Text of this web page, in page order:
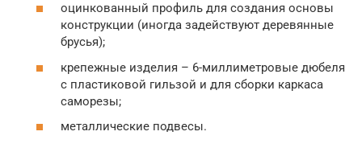
оцинкованный профиль для создания основы
конструкции (иногда задействуют деревянные
брусья);
крепежные изделия – 6-миллиметровые дюбеля
с пластиковой гильзой и для сборки каркаса
саморезы;
металлические подвесы.